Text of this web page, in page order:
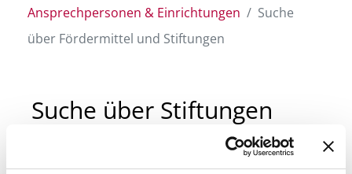
Ansprechpersonen & Einrichtungen
Suche
über Fördermittel und Stiftungen
Suche über Stiftungen